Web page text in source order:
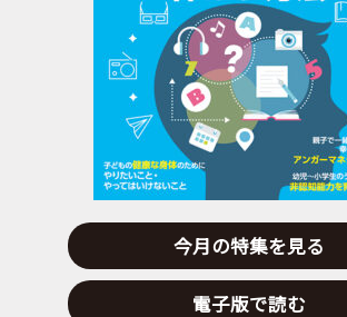
今月の特集を見る
電子版で読む